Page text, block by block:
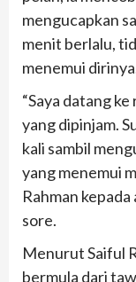
mengucapkan
menit berlalu,
menemui
“Saya datang
yang dipinjam.
kali sambil
yang menemui
Rahman
sore.
Menurut Saiful
bermula dari